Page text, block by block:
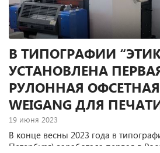
В ТИПОГРАФИИ
УСТАНОВЛЕНА
РУЛОННАЯ
WEIGANG ДЛЯ
19 июня 2023
В конце весны 2023 года в
Петербург) заработала первая в